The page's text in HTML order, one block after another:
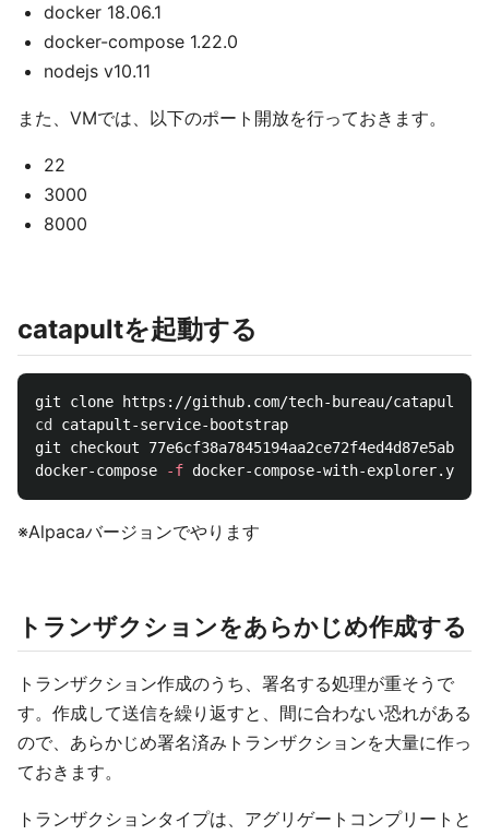
docker 18.06.1
docker-compose 1.22.0
nodejs v10.11
また、VMでは、以下のポート開放を行っておきます。
22
3000
8000
catapultを起動する
cd catapult-service-bootstrap
git checkout
docker-compose
-f docker-compose-with-explorer.yml
※Alpacaバージョンでやります
トランザクションをあらかじめ作成する
トランザクション作成のうち、署名する処理が重そうで
す。作成して送信を繰り返すと、間に合わない恐れがある
ので、あらかじめ署名済みトランザクションを大量に作っ
ておきます。
トランザクションタイプは、アグリゲートコンプリートと